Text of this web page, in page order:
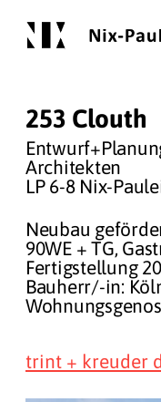
253 Clouth
Architekten
LP 6-8 Nix-
Neubau
90WE + TG,
Fertigstellung
Bauherr/-in:
trint + kreuder